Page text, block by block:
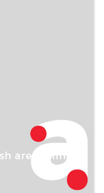
are Falling